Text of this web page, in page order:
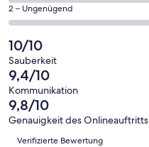
eine
Bewertung
von
10
-
Hervorragend
haben
Bewertung
von
8
-
Gut
42
Gästebewertungen
haben
eine
Bewertung
von
6
-
Okay
insgesamt
Gästebewertungen
haben
eine
Bewertung
von
4
0
von
insgesamt
42
Gästebewertungen
haben
eine
Bewertung
2 – Ungenügend
10/10
Sauberkeit
9,4/10
Kommunikation
9,8/10
Genauigkeit des Onlineauftritts
Bewertungen
Verifizierte Bewertung